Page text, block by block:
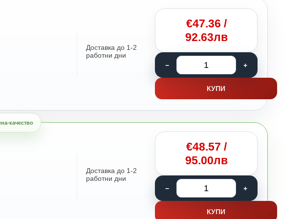
Доставка до 1-2
работни дни
€47.36 /
92.63лв
КУПИ
Доставка до 1-2
работни дни
€48.57 /
95.00лв
КУПИ